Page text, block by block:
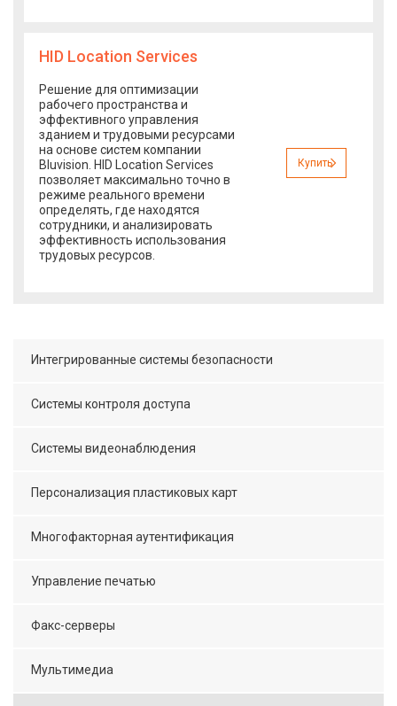
HID Location Services
Решение для оптимизации
рабочего пространства и
эффективного управления
зданием и трудовыми ресурсами
на основе систем компании
Bluvision. HID Location Services
позволяет максимально точно в
режиме реального времени
определять, где находятся
сотрудники, и анализировать
эффективность использования
трудовых ресурсов.
Купить
Интегрированные системы безопасности
Системы контроля доступа
Системы видеонаблюдения
Персонализация пластиковых карт
Многофакторная аутентификация
Управление печатью
Факс-серверы
Мультимедиа